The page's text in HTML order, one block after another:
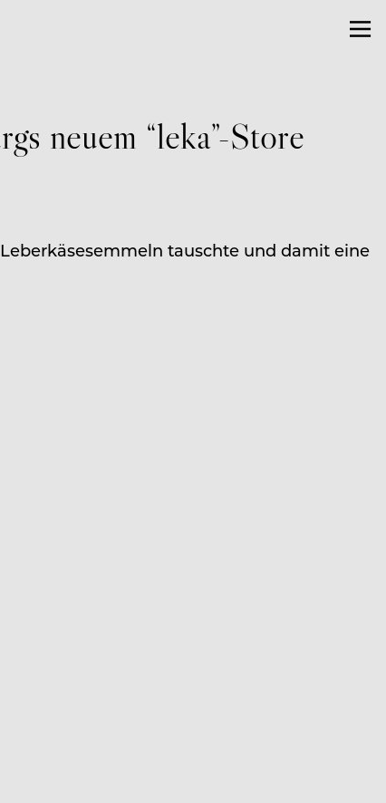
neuem “leka”-Store
tauschte und damit eine